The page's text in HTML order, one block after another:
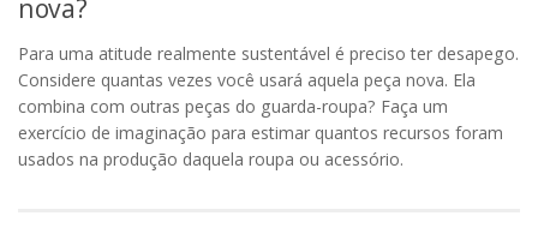
nova?
Para uma atitude realmente sustentável é preciso ter desapego.
Considere quantas vezes você usará aquela peça nova. Ela
combina com outras peças do guarda-roupa? Faça um
exercício de imaginação para estimar quantos recursos foram
usados na produção daquela roupa ou acessório.